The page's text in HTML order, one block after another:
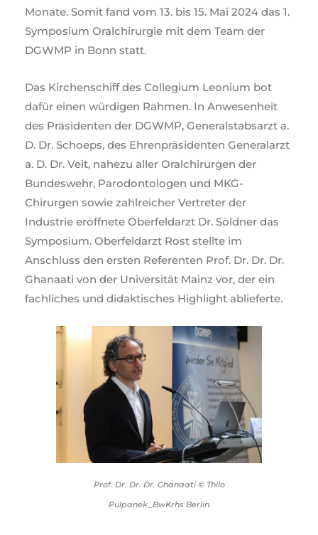
Monate. Somit fand vom 13. bis 15. Mai 2024 das 1.
Symposium Oralchirurgie mit dem Team der
DGWMP in Bonn statt.
Das Kirchenschiff des Collegium Leonium bot
dafür einen würdigen Rahmen. In Anwesenheit
des Präsidenten der DGWMP, Generalstabsarzt a.
D. Dr. Schoeps, des Ehrenpräsidenten Generalarzt
a. D. Dr. Veit, nahezu aller Oralchirurgen der
Bundeswehr, Parodontologen und MKG-
Chirurgen sowie zahlreicher Vertreter der
Industrie eröffnete Oberfeldarzt Dr. Söldner das
Symposium. Oberfeldarzt Rost stellte im
Anschluss den ersten Referenten Prof. Dr. Dr. Dr.
Ghanaati von der Universität Mainz vor, der ein
fachliches und didaktisches Highlight ablieferte.
Prof. Dr. Dr. Dr. Ghanaati © Thilo
Pulpanek_BwKrhs Berlin